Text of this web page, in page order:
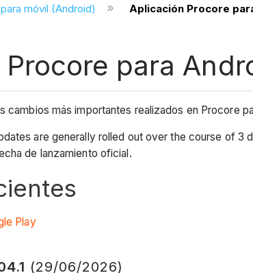
jerarquía global
móvil (Android) Aplicación Procore
para
cambios más importantes realizados en Procore
are generally rolled out over the course of
de lanzamiento oficial.
Play
(29/06/2026)